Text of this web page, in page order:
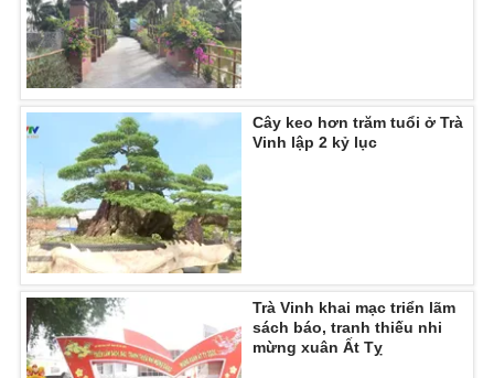
Theo dõi báo trên
Cơ quan chủ quản:Đài Truyền hình Việt Nam
Cơ quan báo chí:Thời báo VTV
Giấy phép hoạt động báo in và báo điện tử số 483/GP-BTTTT
cấp ngày 29/12/2023
Tổng Biên tập:Vũ Thanh Thủy
Phó Tổng Biên tập:
Nguyễn Thị Mỹ Hạnh, Phạm Quốc Thắng,
Nguyễn Trọng Ninh
Tổng đài VTV:024.38 355 931 - 024.38 355 932
Cây keo hơn trăm tuổi ở Trà
Vinh lập 2 kỷ lục
Trà Vinh khai mạc triển lãm
sách báo, tranh thiếu nhi
mừng xuân Ất Tỵ